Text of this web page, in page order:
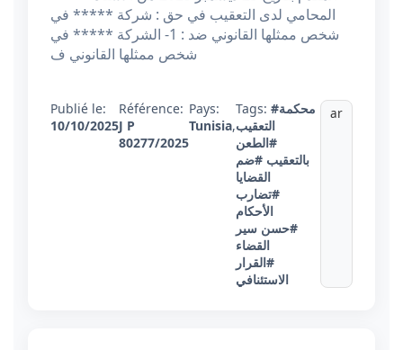
المحامي لدى التعقيب في حق : شركة ***** في
شخص ممثلها القانوني ضد : 1- الشركة ***** في
شخص ممثلها القانوني ف
Publié le:
10/10/2025
Référence:
J P
80277/2025
Pays:
Tunisia,
Tags: #محكمة
التعقيب
#الطعن
بالتعقيب #ضم
القضايا
#تضارب
الأحكام
#حسن سير
القضاء
#القرار
الاستئنافي
ar